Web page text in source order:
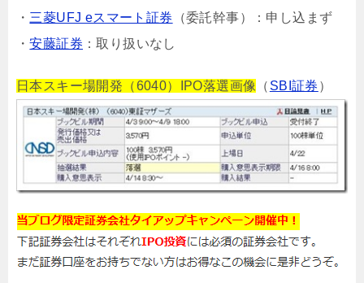
・ 三菱UFJ eスマート証券 （委託幹事）：申し込まず
・安藤証券 ：取り扱いなし
日本スキー場開発（6040）IPO落選画像 （ SBI証券 ）